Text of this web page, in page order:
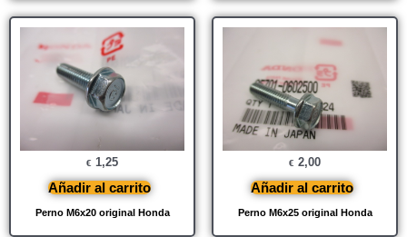
Perno M6x20 original Honda
€ 1,25
Añadir al carrito
Perno M6x25 original Honda
€ 2,00
Añadir al carrito